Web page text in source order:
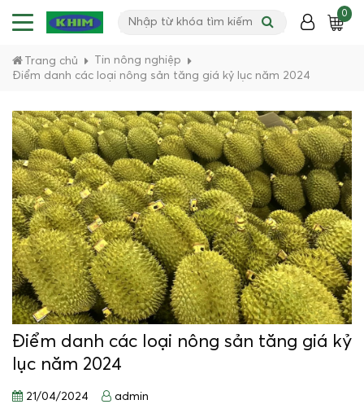
0
Trang chủ
Tin nông nghiệp
Điểm danh các loại nông sản tăng giá kỷ lục năm 2024
Điểm danh các loại nông sản tăng giá kỷ
lục năm 2024
21/04/2024 admin